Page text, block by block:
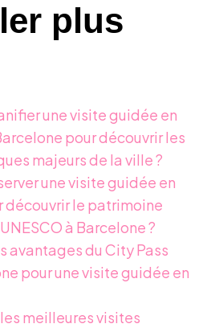
plus
une visite guidée en
pour découvrir les
majeurs de la ville ?
une visite guidée en
découvrir le patrimoine
à Barcelone ?
avantages du City Pass
pour une visite guidée en
meilleures visites